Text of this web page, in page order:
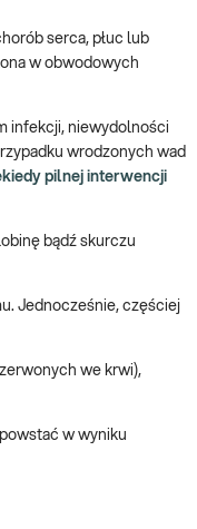
serca, płuc lub
w obwodowych
infekcji, niewydolności
wrodzonych wad
pilnej interwencji
bądź skurczu
Jednocześnie, częściej
we krwi),
w wyniku